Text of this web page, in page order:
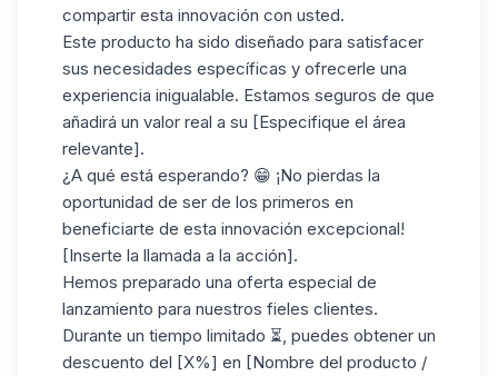
compartir esta innovación con usted.
Este producto ha sido diseñado para satisfacer
sus necesidades específicas y ofrecerle una
experiencia inigualable. Estamos seguros de que
añadirá un valor real a su [Especifique el área
relevante].
¿A qué está esperando? 😁 ¡No pierdas la
oportunidad de ser de los primeros en
beneficiarte de esta innovación excepcional!
[Inserte la llamada a la acción].
Hemos preparado una oferta especial de
lanzamiento para nuestros fieles clientes.
Durante un tiempo limitado ⏳, puedes obtener un
descuento del [X%] en [Nombre del producto /